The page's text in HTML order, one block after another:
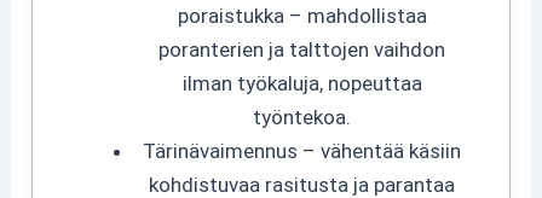
poraistukka – mahdollistaa
poranterien ja talttojen vaihdon
ilman työkaluja, nopeuttaa
työntekoa.
Tärinävaimennus – vähentää käsiin
kohdistuvaa rasitusta ja parantaa